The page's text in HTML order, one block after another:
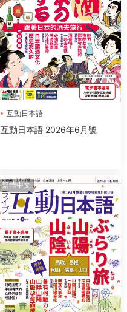
互動日本語
互動日本語 2026年6月號
繁體中文